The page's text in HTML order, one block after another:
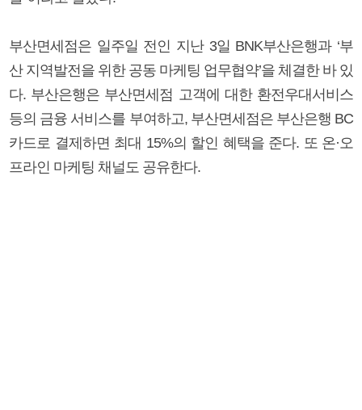
부산면세점은 일주일 전인 지난 3일 BNK부산은행과 ‘부
산 지역발전을 위한 공동 마케팅 업무협약’을 체결한 바 있
다. 부산은행은 부산면세점 고객에 대한 환전우대서비스
등의 금융 서비스를 부여하고, 부산면세점은 부산은행 BC
카드로 결제하면 최대 15%의 할인 혜택을 준다. 또 온·오
프라인 마케팅 채널도 공유한다.